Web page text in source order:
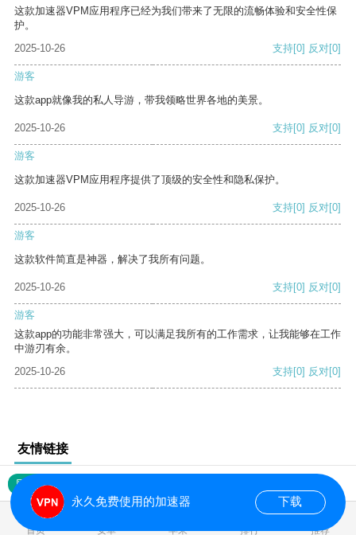
这款加速器VPM应用程序已经为我们带来了无限的流畅体验和安全性保
护。
2025-10-26
支持[0] 反对[0]
游客
这款app就像我的私人导游，带我领略世界各地的美景。
2025-10-26 支持[0] 反对[0]
游客
这款加速器VPM应用程序提供了顶级的安全性和隐私保护。
2025-10-26 支持[0] 反对[0]
游客
这款软件简直是神器，解决了我所有问题。
2025-10-26 支持[0] 反对[0]
游客
这款app的功能非常强大，可以满足我所有的工作需求，让我能够在工作
中游刃有余。
2025-10-26
支持[0] 反对[0]
友情链接
网站地图
首页 安卓 苹果 排行 推荐
永久免费使用的加速器 下载
0.017718s